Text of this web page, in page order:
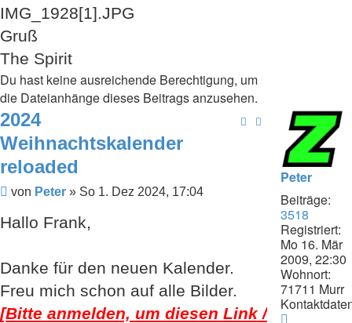
IMG_1928[1].JPG
Gruß
The Spirit
Du hast keine ausreichende Berechtigung, um
die Dateianhänge dieses Beitrags anzusehen.
Peter
Beiträge:
3518
Registriert:
Mo 16. Mär
2009, 22:30
Wohnort:
71711 Murr
2024
Weihnachtskalender
reloaded
Beitrag
von Peter » So 1. Dez 2024, 17:04
Hallo Frank,
Danke für den neuen Kalender.
Freu mich schon auf alle Bilder.
[Bitte anmelden, um diesen Link /